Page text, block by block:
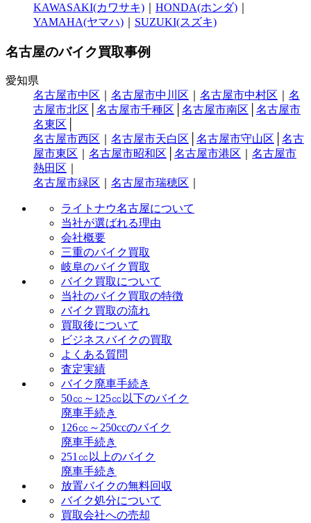
KAWASAKI(カワサキ)
HONDA(ホンダ)
YAMAHA(ヤマハ)
SUZUKI(スズキ)
名古屋のバイク買取事例
愛知県
名古屋市中区
名古屋市中川区 名古屋市中村区
名
古屋市北区
名古屋市千種区 名古屋市南区
名古屋市
名東区
名古屋市西区
名古屋市天白区 名古屋市守山区
名古
屋市東区
名古屋市昭和区 名古屋市港区
名古屋市
熱田区
名古屋市緑区
名古屋市瑞穂区
ライトナウ名古屋について
当社が選ばれる理由
会社概要
三重のバイク買取
岐阜のバイク買取
バイク買取について
当社のバイク買取の特徴
バイク買取の流れ
買取後について
ビジネスバイクの買取
よくある質問
査定実績
バイク廃車手続き
50㏄～125㏄以下のバイク
廃車手続き
126㏄～250ccのバイク
廃車手続き
251㏄以上のバイク
廃車手続き
放置バイクの無料回収
バイク処分について
買取会社への売却